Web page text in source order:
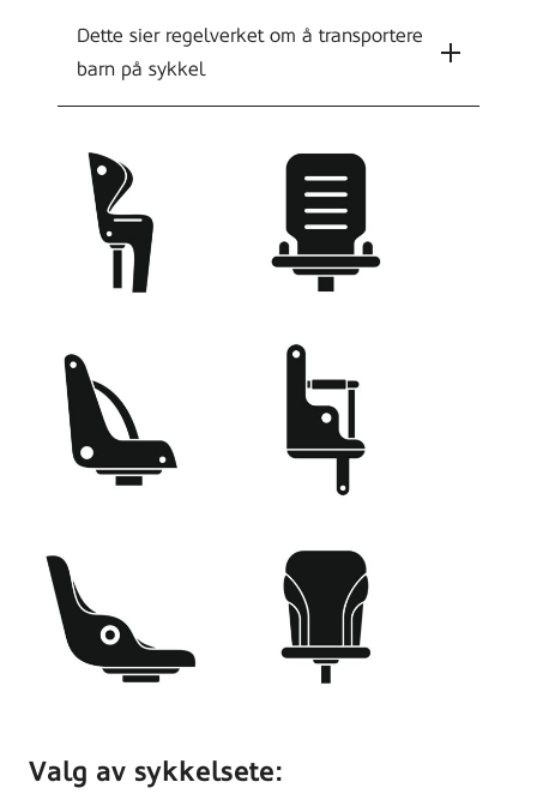
Dette sier regelverket om å transportere
barn på sykkel
Valg av sykkelsete: